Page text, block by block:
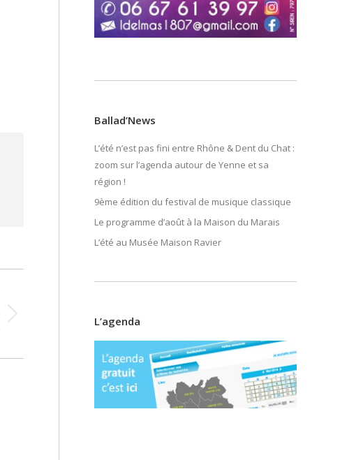
Ballad’News
L’été n’est pas fini entre Rhône & Dent du Chat :
zoom sur l’agenda autour de Yenne et sa
région !
9ème édition du festival de musique classique
Le programme d’août à la Maison du Marais
L’été au Musée Maison Ravier
L’agenda